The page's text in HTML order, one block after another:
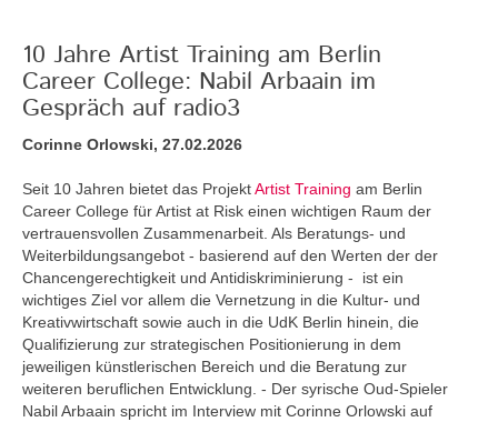
10 Jahre Artist Training am Berlin
Career College: Nabil Arbaain im
Gespräch auf radio3
Corinne Orlowski, 27.02.2026
Seit 10 Jahren bietet das ProjektArtist Training am Berlin
Career College für Artist at Risk einen wichtigen Raum der
vertrauensvollen Zusammenarbeit. Als Beratungs- und
Weiterbildungsangebot - basierend auf den Werten der der
Chancengerechtigkeit und Antidiskriminierung - ist ein
wichtiges Ziel vor allem die Vernetzung in die Kultur- und
Kreativwirtschaft sowie auch in die UdK Berlin hinein, die
Qualifizierung zur strategischen Positionierung in dem
jeweiligen künstlerischen Bereich und die Beratung zur
weiteren beruflichen Entwicklung. - Der syrische Oud-Spieler
Nabil Arbaain spricht im Interview mit Corinne Orlowski auf